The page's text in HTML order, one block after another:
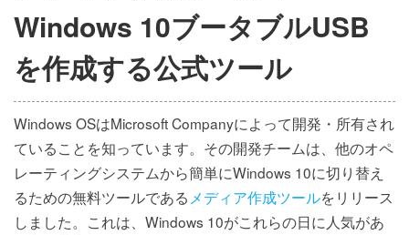
Windows 10ブータブルUSB
を作成する公式ツール
Windows OSはMicrosoft Companyによって開発・所有され
ていることを知っています。その開発チームは、他のオペ
レーティングシステムから簡単にWindows 10に切り替え
るための無料ツールである メディア作成ツールをリリース
しました。これは、Windows 10がこれらの日に人気があ